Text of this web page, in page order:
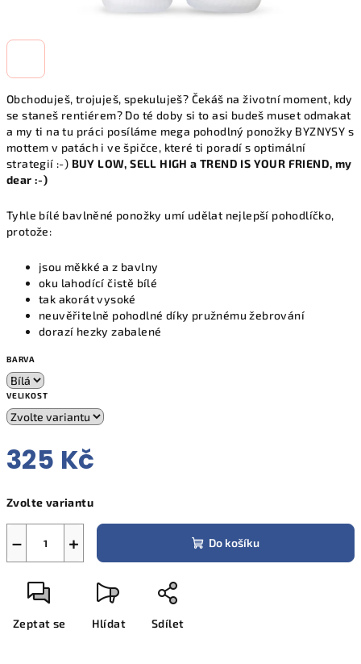
Obchoduješ, trojuješ, spekuluješ? Čekáš na životní moment, kdy
se staneš rentiérem? Do té doby si to asi budeš muset odmakat
a my ti na tu práci posíláme mega pohodlný ponožky BYZNYSY s
mottem v patách i ve špičce, které ti poradí s optimální
strategií :-) BUY LOW, SELL HIGH a TREND IS YOUR FRIEND, my
dear :-)
Tyhle bílé bavlněné ponožky umí udělat nejlepší pohodlíčko,
protože:
jsou měkké a z bavlny
oku lahodící čistě bílé
tak akorát vysoké
neuvěřitelně pohodlné díky pružnému žebrování
dorazí hezky zabalené
BARVA
VELIKOST
325 Kč
cena:
Zvolte variantu
+
− Do košíku
Zeptat se Hlídat Sdílet